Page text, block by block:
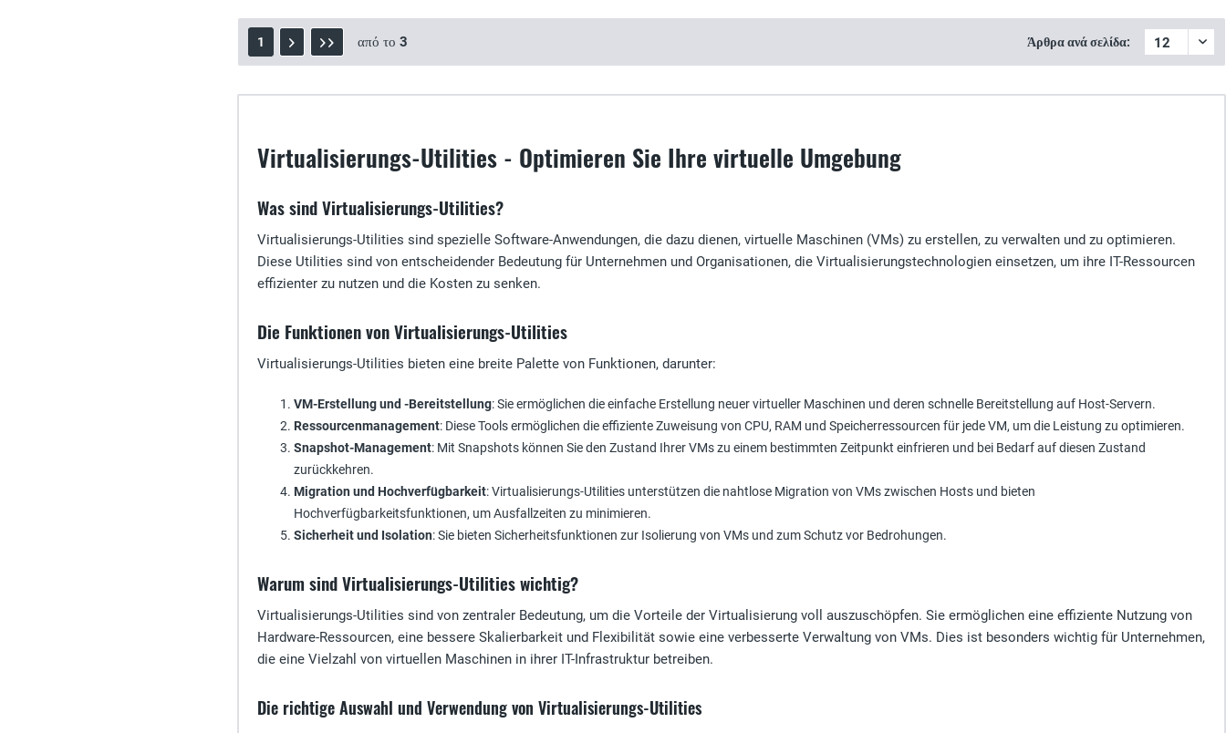
1 από το 3 Άρθρα ανά σελίδα:
Virtualisierungs-Utilities - Optimieren Sie Ihre virtuelle Umgebung
Was sind Virtualisierungs-Utilities?
Virtualisierungs-Utilities sind spezielle Software-Anwendungen, die dazu dienen, virtuelle Maschinen (VMs) zu erstellen, zu verwalten und zu optimieren.
Diese Utilities sind von entscheidender Bedeutung für Unternehmen und Organisationen, die Virtualisierungstechnologien einsetzen, um ihre IT-Ressourcen
effizienter zu nutzen und die Kosten zu senken.
Die Funktionen von Virtualisierungs-Utilities
Virtualisierungs-Utilities bieten eine breite Palette von Funktionen, darunter:
VM-Erstellung und -Bereitstellung: Sie ermöglichen die einfache Erstellung neuer virtueller Maschinen und deren schnelle Bereitstellung auf Host-Servern.
Ressourcenmanagement: Diese Tools ermöglichen die effiziente Zuweisung von CPU, RAM und Speicherressourcen für jede VM, um die Leistung zu optimieren.
Snapshot-Management: Mit Snapshots können Sie den Zustand Ihrer VMs zu einem bestimmten Zeitpunkt einfrieren und bei Bedarf auf diesen Zustand
zurückkehren.
Migration und Hochverfügbarkeit: Virtualisierungs-Utilities unterstützen die nahtlose Migration von VMs zwischen Hosts und bieten
Hochverfügbarkeitsfunktionen, um Ausfallzeiten zu minimieren.
Sicherheit und Isolation: Sie bieten Sicherheitsfunktionen zur Isolierung von VMs und zum Schutz vor Bedrohungen.
Warum sind Virtualisierungs-Utilities wichtig?
Virtualisierungs-Utilities sind von zentraler Bedeutung, um die Vorteile der Virtualisierung voll auszuschöpfen. Sie ermöglichen eine effiziente Nutzung von
Hardware-Ressourcen, eine bessere Skalierbarkeit und Flexibilität sowie eine verbesserte Verwaltung von VMs. Dies ist besonders wichtig für Unternehmen,
die eine Vielzahl von virtuellen Maschinen in ihrer IT-Infrastruktur betreiben.
Die richtige Auswahl und Verwendung von Virtualisierungs-Utilities